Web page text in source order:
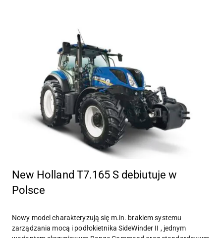
New Holland T7.165 S debiutuje w
Polsce
Nowy model charakteryzują się m.in. brakiem systemu
zarządzania mocą i podłokietnika SideWinder II , jednym